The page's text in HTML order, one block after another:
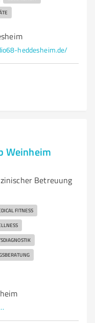
heddesheim.de/
Weinheim
Betreuung
FITNESS
www.finest-fitness-club-weinheim.de/